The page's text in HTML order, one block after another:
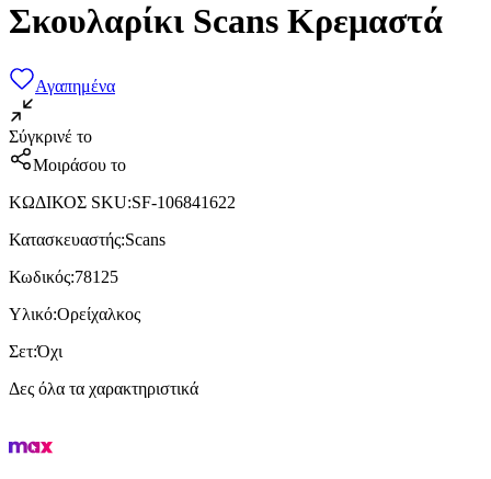
Σκουλαρίκι Scans Κρεμαστά
Αγαπημένα
Σύγκρινέ το
Μοιράσου το
ΚΩΔΙΚΟΣ SKU:SF-106841622
Κατασκευαστής:Scans
Κωδικός:78125
Υλικό:Ορείχαλκος
Σετ:Όχι
Δες όλα τα χαρακτηριστικά